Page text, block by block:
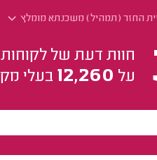
החזר (תמהיל) משכנתא מומלץ
חוות דעת של
על 12,260 בעלי